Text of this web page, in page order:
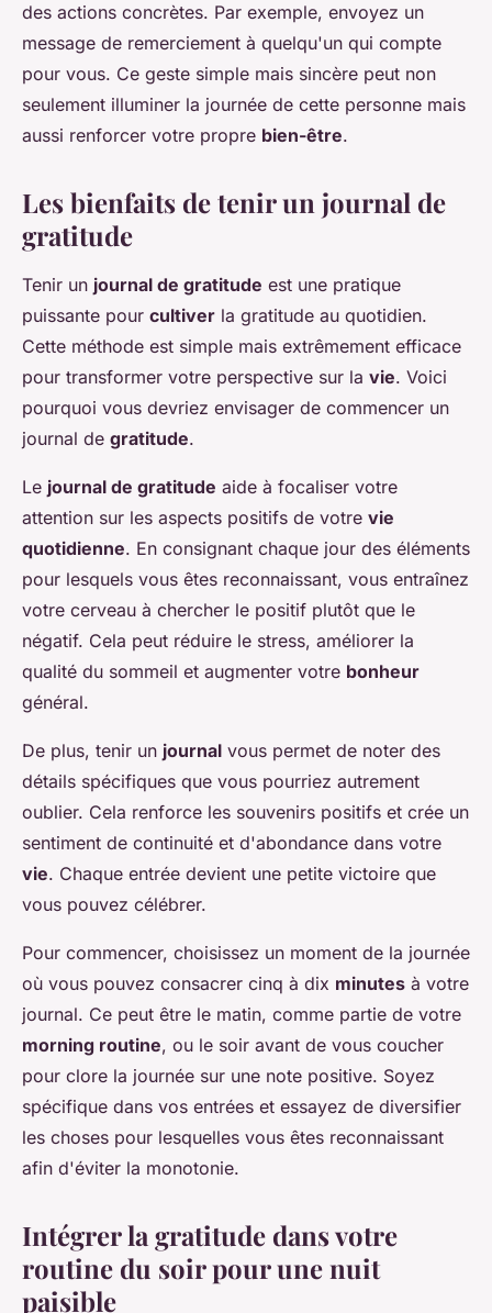
des actions concrètes. Par exemple, envoyez un
message de remerciement à quelqu'un qui compte
pour vous. Ce geste simple mais sincère peut non
seulement illuminer la journée de cette personne mais
aussi renforcer votre propre bien-être.
Les bienfaits de tenir un journal de
gratitude
Tenir un journal de gratitude est une pratique
puissante pour cultiver la gratitude au quotidien.
Cette méthode est simple mais extrêmement efficace
pour transformer votre perspective sur la vie. Voici
pourquoi vous devriez envisager de commencer un
journal de gratitude.
Le journal de gratitude aide à focaliser votre
attention sur les aspects positifs de votre vie
quotidienne. En consignant chaque jour des éléments
pour lesquels vous êtes reconnaissant, vous entraînez
votre cerveau à chercher le positif plutôt que le
négatif. Cela peut réduire le stress, améliorer la
qualité du sommeil et augmenter votre bonheur
général.
De plus, tenir un journal vous permet de noter des
détails spécifiques que vous pourriez autrement
oublier. Cela renforce les souvenirs positifs et crée un
sentiment de continuité et d'abondance dans votre
vie. Chaque entrée devient une petite victoire que
vous pouvez célébrer.
Pour commencer, choisissez un moment de la journée
où vous pouvez consacrer cinq à dix minutes à votre
journal. Ce peut être le matin, comme partie de votre
morning routine, ou le soir avant de vous coucher
pour clore la journée sur une note positive. Soyez
spécifique dans vos entrées et essayez de diversifier
les choses pour lesquelles vous êtes reconnaissant
afin d'éviter la monotonie.
Intégrer la gratitude dans votre
routine du soir pour une nuit
paisible